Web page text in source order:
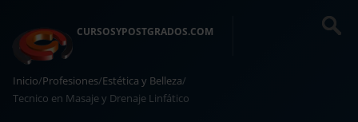
CURSOSYPOSTGRADOS.COM
Inicio/Profesiones/Estética y Belleza/
Tecnico en Masaje y Drenaje Linfático